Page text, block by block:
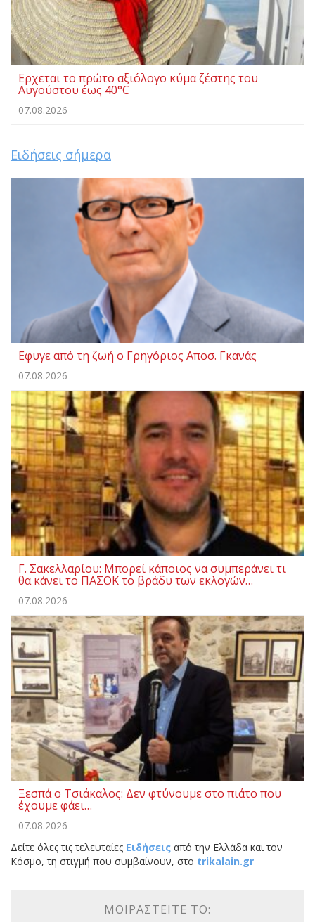
Ερχεται το πρώτο αξιόλογο κύμα ζέστης του
Αυγούστου έως 40°C
07.08.2026
Ειδήσεις σήμερα
Eφυγε από τη ζωή ο Γρηγόριος Αποσ. Γκανάς
07.08.2026
Γ. Σακελλαρίου: Μπορεί κάποιος να συμπεράνει τι
θα κάνει το ΠΑΣΟΚ το βράδυ των εκλογών…
07.08.2026
Ξεσπά ο Τσιάκαλος: Δεν φτύνουμε στο πιάτο που
έχουμε φάει…
07.08.2026
Δείτε όλες τις τελευταίες Ειδήσεις από την Ελλάδα και τον
Κόσμο, τη στιγμή που συμβαίνουν, στο trikalain.gr
ΜΟΙΡΑΣΤΕΊΤΕ ΤΟ: